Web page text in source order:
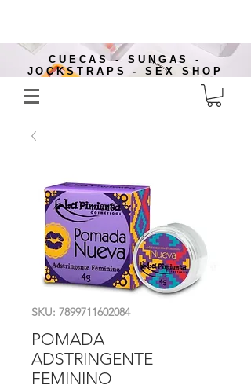
CUECAS - SUNGAS -
JOCKSTRAPS - SEX SHOP
SKU: 7899711602084
POMADA
ADSTRINGENTE
FEMININO